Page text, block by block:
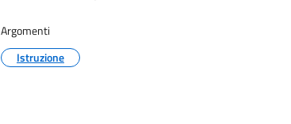
Argomenti
Istruzione